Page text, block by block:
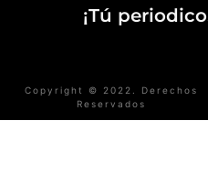
¡Tú
Copyright © 2022. Derechos
Reservados